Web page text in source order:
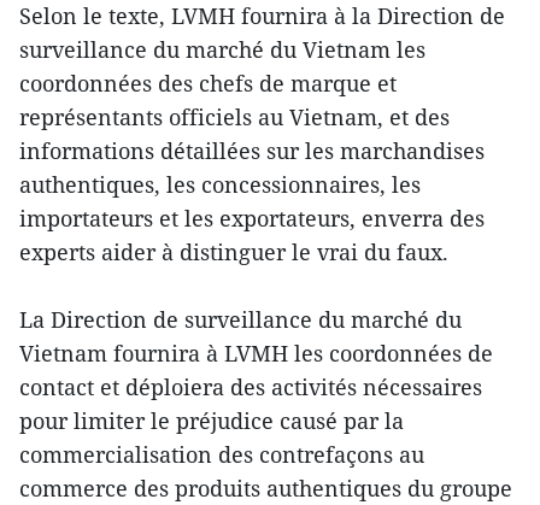
Selon le texte, LVMH fournira à la Direction de
surveillance du marché du Vietnam les
coordonnées des chefs de marque et
représentants officiels au Vietnam, et des
informations détaillées sur les marchandises
authentiques, les concessionnaires, les
importateurs et les exportateurs, enverra des
experts aider à distinguer le vrai du faux.
La Direction de surveillance du marché du
Vietnam fournira à LVMH les coordonnées de
contact et déploiera des activités nécessaires
pour limiter le préjudice causé par la
commercialisation des contrefaçons au
commerce des produits authentiques du groupe